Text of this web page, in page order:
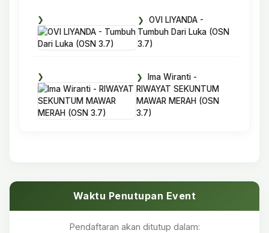
OVI LIYANDA -
Tumbuh Dari Luka (OSN
3.7)
Ima Wiranti -
RIWAYAT SEKUNTUM
MAWAR MERAH (OSN
3.7)
Waktu Penutupan Event
Pendaftaran akan ditutup dalam: